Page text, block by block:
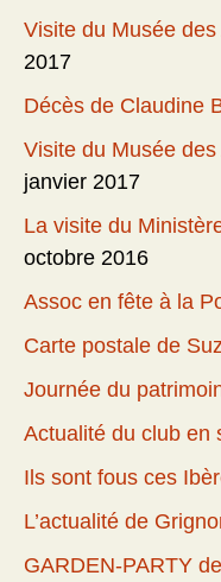
Visite du Musée
2017
Décès de Claudine
Visite du Musée
janvier 2017
La visite du
octobre 2016
Assoc en fête à la
Carte postale de
Journée du
Actualité du club en
Ils sont fous ces
L’actualité de
GARDEN-PARTY